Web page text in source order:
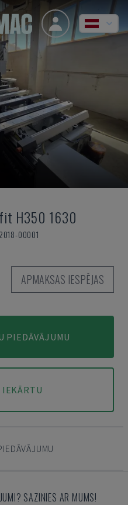
H350 1630
00001
APMAKSAS IESPĒJAS
PIEDĀVĀJUMU
SAZINIES AR MUMS!